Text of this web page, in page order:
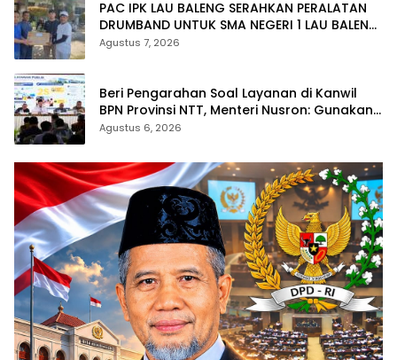
PAC IPK LAU BALENG SERAHKAN PERALATAN
DRUMBAND UNTUK SMA NEGERI 1 LAU BALENG
SAMBUT HUT RI KE-81
Agustus 7, 2026
Beri Pengarahan Soal Layanan di Kanwil
BPN Provinsi NTT, Menteri Nusron: Gunakan
Sudut Pandang Masyarakat
Agustus 6, 2026